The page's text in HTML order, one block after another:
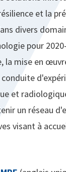
et la
divers
pour
mise en
et
un réseau
visant à